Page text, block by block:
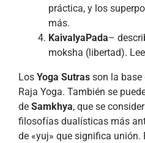
práctica, y los
más.
KaivalyaPada–
moksha (libertad).
Los Yoga Sutras son la base
Raja Yoga. También se
de Samkhya, que se
filosofías dualísticas más
de «yuj» que significa